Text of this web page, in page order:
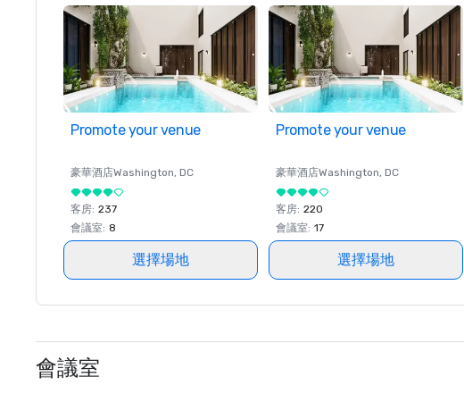
Promote your venue
豪華酒店Washington, DC
客房: 237
會議室: 8
選擇場地
Promote your venue
豪華酒店Washington, DC
客房: 220
會議室: 17
選擇場地
會議室